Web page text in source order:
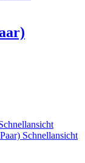
Schnellansicht